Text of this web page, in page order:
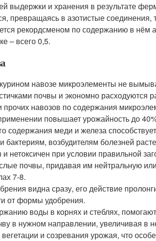
выдержки и хранения в результате
превращаясь в азотистые
рекордсменом по содержанию в нём
– всего 0,5.
навозе микроэлементы не
почвы и экономно расходуются
прочих навозов по содержания
повышает урожайность до
содержания меди и железа
бактериям, возбудителям болезней
нетоксичен при условии правильной
почвы, придавая им нейтральную
7-8.
видна сразу, его действие
от формы удобрения.
воды в корнях и стеблях,
в нужном направлении, увеличивая в
и созревания урожая, что